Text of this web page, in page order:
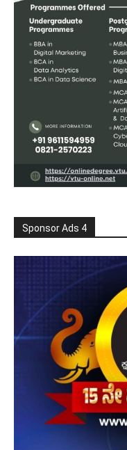
Sponsor Ads 4